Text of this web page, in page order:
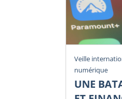
Veille
numérique
UNE